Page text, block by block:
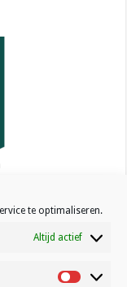
te optimaliseren.
Altijd actief
Statistisch